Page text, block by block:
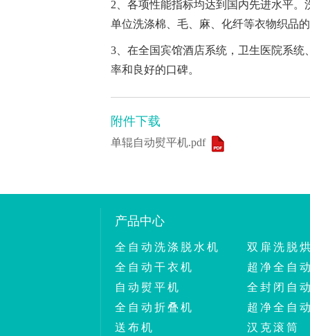
2、各项性能指标均达到国内先进水平
单位洗涤棉、毛、麻、化纤等衣物织品
3、在全国宾馆酒店系统，卫生医院系
率和良好的口碑。
附件下载
单辊自动熨平机.pdf
产品中心
全自动洗涤脱水机
全自动干衣机
自动熨平机
全自动折叠机
送布机
双扉洗脱
超净全自
全封闭自
超净全自
汉克滚筒